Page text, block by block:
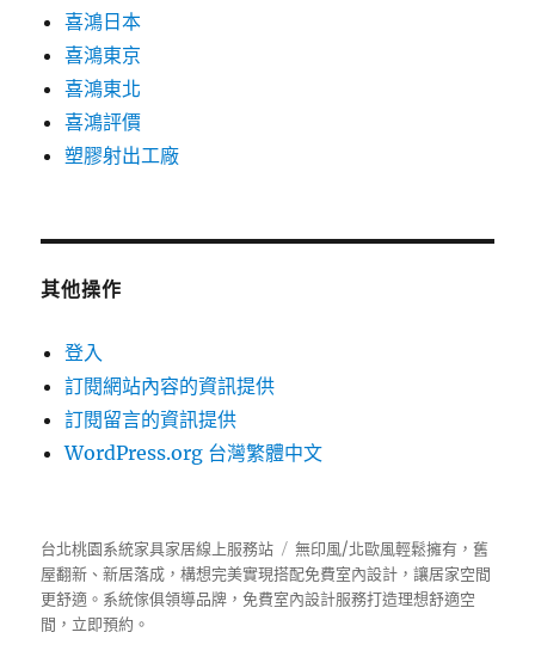
喜鴻日本
喜鴻東京
喜鴻東北
喜鴻評價
塑膠射出工廠
其他操作
登入
訂閱網站內容的資訊提供
訂閱留言的資訊提供
WordPress.org 台灣繁體中文
台北桃園系統家具家居線上服務站
無印風/北歐風輕鬆擁有，舊
屋翻新、新居落成，構想完美實現搭配免費室內設計，讓居家空間
更舒適。 系統傢俱領導品牌，免費室內設計服務打造理想舒適空
間，立即預約。